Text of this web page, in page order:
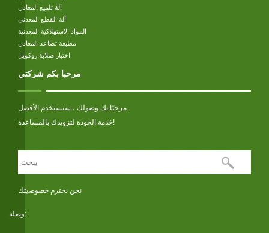
آلة تلميع المعادن
آلة القطع المعدني
المواد الاستهلاكية المعدنية
مطبعة تصاعد المعادن
اختبار صلابة روكويل
مرحبا بكم شركتي
مرحبًا بك وصولك ، سنستخدم الأفضل
خدمة الجودة لتزويدك بالمساعدة!
نحن نحترم خصوصيتك
وصلة: